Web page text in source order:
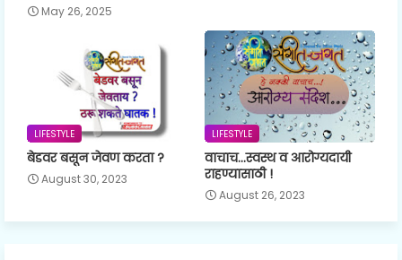
May 26, 2025
LIFESTYLE
बेडवर बसून जेवण करता ?
August 30, 2023
LIFESTYLE
वाचाच...स्वस्थ व आरोग्यदायी
राहण्यासाठी !
August 26, 2023